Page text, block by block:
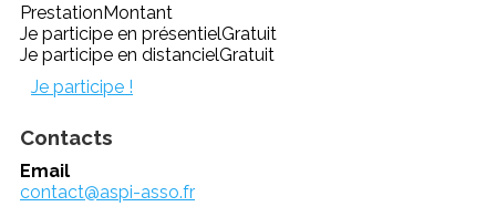
PrestationMontant
Je participe en présentielGratuit
Je participe en distancielGratuit
Je participe !
Contacts
Email
contact@aspi-asso.fr